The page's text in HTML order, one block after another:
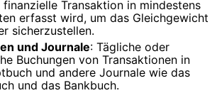
Transaktion in mindestens
erfasst wird, um das Gleichgewicht
sicherzustellen.
und Journale: Tägliche oder
Buchungen von Transaktionen in
und andere Journale wie das
und das Bankbuch.